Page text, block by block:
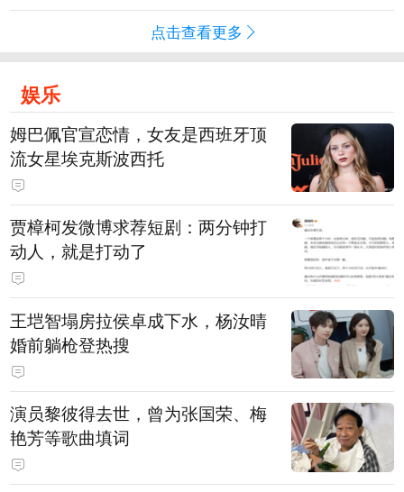
点击查看更多
娱乐
姆巴佩官宣恋情，女友是西班牙顶
流女星埃克斯波西托
贾樟柯发微博求荐短剧：两分钟打
动人，就是打动了
王垲智塌房拉侯卓成下水，杨汝晴
婚前躺枪登热搜
演员黎彼得去世，曾为张国荣、梅
艳芳等歌曲填词